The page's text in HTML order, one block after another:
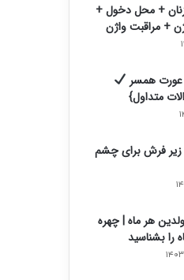
+ محل دخول +
+ مراقبت واژن
عورت همسر
متداول}
فرش برای چشم
هر ماه | چهره
را بشناسید